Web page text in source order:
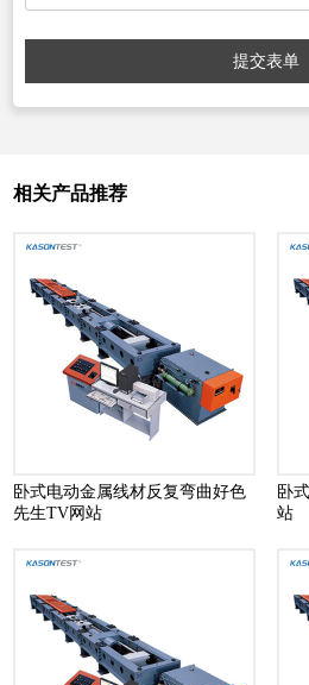
提交表单
相关产品推荐
卧式电动金属线材反复弯曲好色
先生TV网站
卧
站